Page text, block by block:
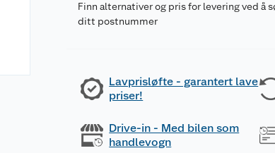
Finn alternativer og pris for levering ved å
ditt postnummer
Lavprisløfte - garantert lave
priser!
Drive-in - Med bilen som
handlevogn